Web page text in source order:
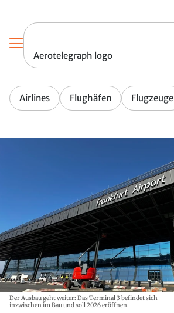
Aerotelegraph logo
Airlines Flughäfen Flugzeuge
Der Ausbau geht weiter: Das Terminal 3 befindet sich
inzwischen im Bau und soll 2026 eröffnen.